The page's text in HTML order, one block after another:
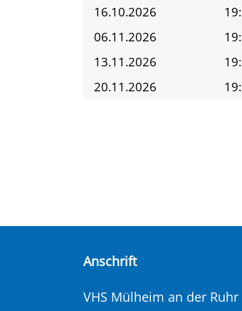
16.10.2026
06.11.2026
13.11.2026
20.11.2026
Anschrift
VHS Mülheim an der Ruhr